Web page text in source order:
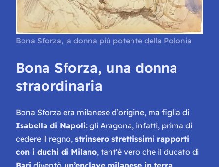
Bona Sforza, la donna più potente della Polonia
Bona Sforza, una donna
straordinaria
Bona Sforza era milanese d’origine, ma figlia di
Isabella di Napoli: gli Aragona, infatti, prima di
cedere il regno, strinsero strettissimi rapporti
con i duchi di Milano, tant’è vero che il ducato di